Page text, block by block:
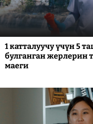
1 катталуучу үчүн 5
булганган жерлерин
маеги